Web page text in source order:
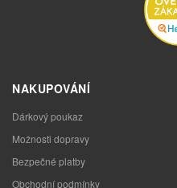
NAKUPOVÁNÍ
Dárkový poukaz
Možnosti dopravy
Bezpečné platby
Obchodní podmínky